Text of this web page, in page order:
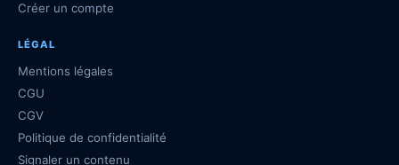
Créer un compte
LÉGAL
Mentions légales
CGU
CGV
Politique de confidentialité
Signaler un contenu